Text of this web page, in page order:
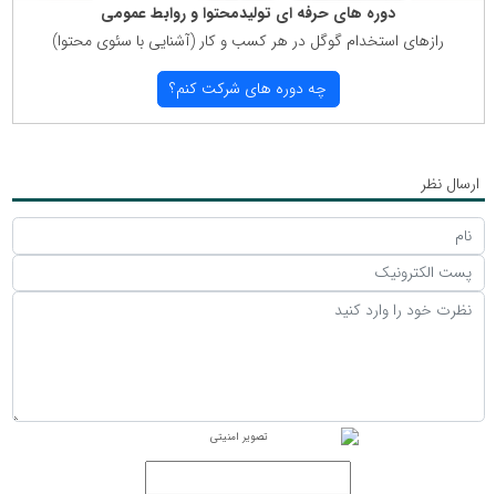
دوره های حرفه ای تولیدمحتوا و روابط عمومی
رازهای استخدام گوگل در هر كسب و كار (آشنایی با سئوی محتوا)
چه دوره های شركت كنم؟
ارسال نظر